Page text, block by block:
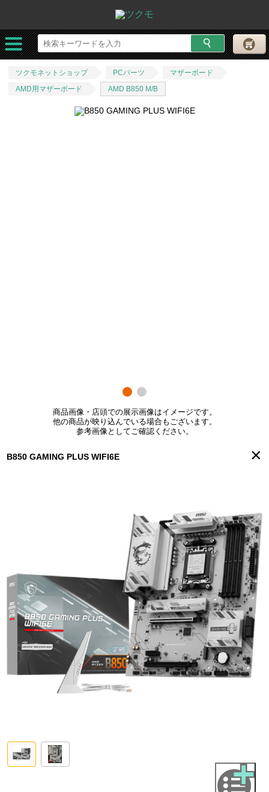
ツクモネットショップ PCパーツ
マザーボード
AMD用マザーボード
AMD B850 M/B
商品画像・店頭での展示画像はイメージです。
他の商品が映り込んでいる場合もございます。
参考画像としてご確認ください。
×
B850 GAMING PLUS WIFI6E